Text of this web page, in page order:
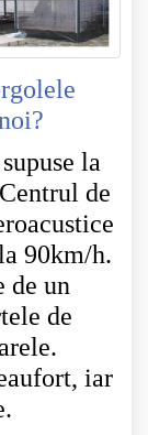
la
de
90km/h.
de un
de
iar